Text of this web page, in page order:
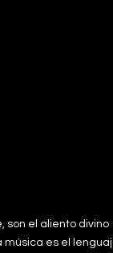
son el aliento divino
música es el